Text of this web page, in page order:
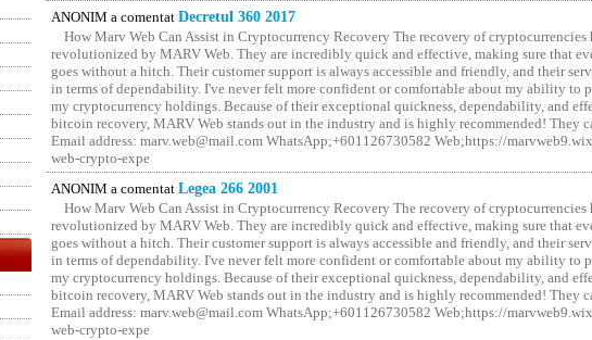
ANONIM a comentat Decretul 360 2017
How Marv Web Can Assist in Cryptocurrency Recovery The recovery of cryptocurrencies
revolutionized by MARV Web. They are incredibly quick and effective, making sure that
goes without a hitch. Their customer support is always accessible and friendly, and their
in terms of dependability. I've never felt more confident or comfortable about my ability to
my cryptocurrency holdings. Because of their exceptional quickness, dependability, and
bitcoin recovery, MARV Web stands out in the industry and is highly recommended! They
Email address: marv.web@mail.com WhatsApp;+601126730582 Web;https://
web-crypto-expe
ANONIM a comentat Legea 266 2001
How Marv Web Can Assist in Cryptocurrency Recovery The recovery of cryptocurrencies
revolutionized by MARV Web. They are incredibly quick and effective, making sure that
goes without a hitch. Their customer support is always accessible and friendly, and their
in terms of dependability. I've never felt more confident or comfortable about my ability to
my cryptocurrency holdings. Because of their exceptional quickness, dependability, and
bitcoin recovery, MARV Web stands out in the industry and is highly recommended! They
Email address: marv.web@mail.com WhatsApp;+601126730582 Web;https://
web-crypto-expe